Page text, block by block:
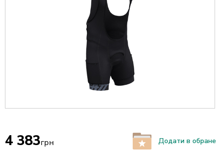
4 383грн Додати в обране